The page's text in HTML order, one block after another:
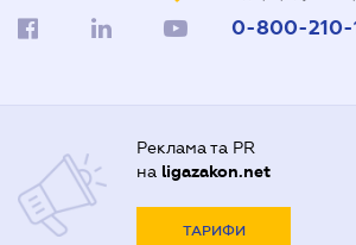
0-800-210-
Реклама та PR
на ligazakon.net
ТАРИФИ